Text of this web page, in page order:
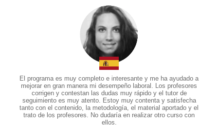
El programa es muy completo e interesante y me ha ayudado a
mejorar en gran manera mi desempeño laboral. Los profesores
corrigen y contestan las dudas muy rápido y el tutor de
seguimiento es muy atento. Estoy muy contenta y satisfecha
tanto con el contenido, la metodología, el material aportado y el
trato de los profesores. No dudaría en realizar otro curso con
ellos.